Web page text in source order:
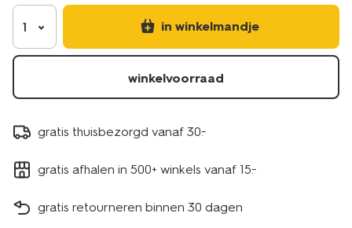
cancelling-
39640059.html
1 in winkelmandje
winkelvoorraad
gratis thuisbezorgd vanaf 30.-
gratis afhalen in 500+ winkels vanaf 15.-
gratis retourneren binnen 30 dagen